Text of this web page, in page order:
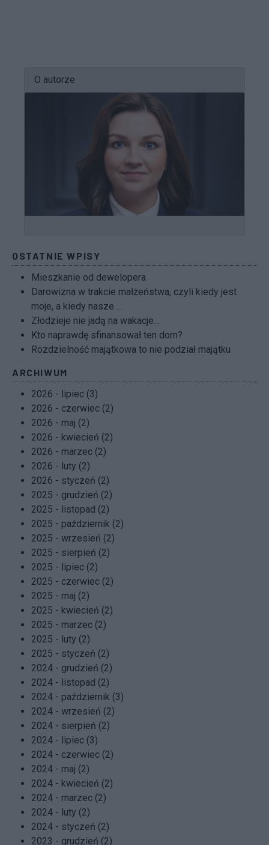
O autorze
OSTATNIE WPISY
Mieszkanie od dewelopera
Darowizna w trakcie małżeństwa, czyli kiedy jest
moje, a kiedy nasze …
Złodzieje nie jadą na wakacje…
Kto naprawdę sfinansował ten dom?
Rozdzielność majątkowa to nie podział majątku
ARCHIWUM
2026 - lipiec (3)
2026 - czerwiec (2)
2026 - maj (2)
2026 - kwiecień (2)
2026 - marzec (2)
2026 - luty (2)
2026 - styczeń (2)
2025 - grudzień (2)
2025 - listopad (2)
2025 - październik (2)
2025 - wrzesień (2)
2025 - sierpień (2)
2025 - lipiec (2)
2025 - czerwiec (2)
2025 - maj (2)
2025 - kwiecień (2)
2025 - marzec (2)
2025 - luty (2)
2025 - styczeń (2)
2024 - grudzień (2)
2024 - listopad (2)
2024 - październik (3)
2024 - wrzesień (2)
2024 - sierpień (2)
2024 - lipiec (3)
2024 - czerwiec (2)
2024 - maj (2)
2024 - kwiecień (2)
2024 - marzec (2)
2024 - luty (2)
2024 - styczeń (2)
2023 - grudzień (2)